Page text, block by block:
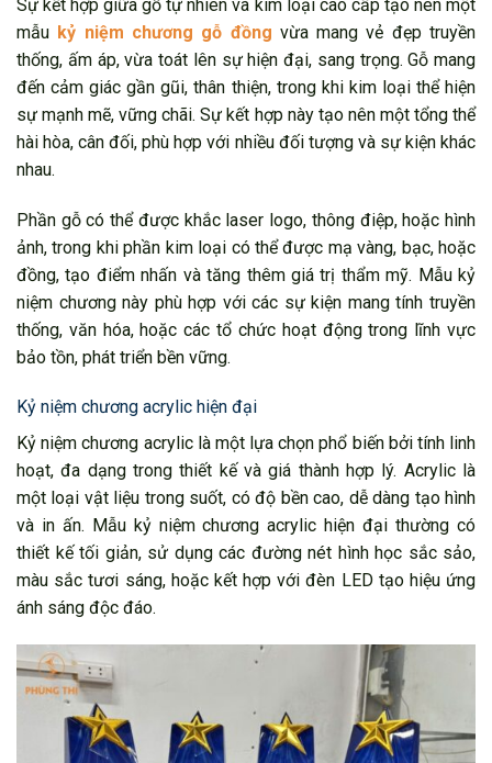
Sự kết hợp giữa gỗ tự nhiên và kim loại cao cấp tạo nên một
mẫu kỷ niệm chương gỗ đồng vừa mang vẻ đẹp truyền
thống, ấm áp, vừa toát lên sự hiện đại, sang trọng. Gỗ mang
đến cảm giác gần gũi, thân thiện, trong khi kim loại thể hiện
sự mạnh mẽ, vững chãi. Sự kết hợp này tạo nên một tổng thể
hài hòa, cân đối, phù hợp với nhiều đối tượng và sự kiện khác
nhau.
Phần gỗ có thể được khắc laser logo, thông điệp, hoặc hình
ảnh, trong khi phần kim loại có thể được mạ vàng, bạc, hoặc
đồng, tạo điểm nhấn và tăng thêm giá trị thẩm mỹ. Mẫu kỷ
niệm chương này phù hợp với các sự kiện mang tính truyền
thống, văn hóa, hoặc các tổ chức hoạt động trong lĩnh vực
bảo tồn, phát triển bền vững.
Kỷ niệm chương acrylic hiện đại
Kỷ niệm chương acrylic là một lựa chọn phổ biến bởi tính linh
hoạt, đa dạng trong thiết kế và giá thành hợp lý. Acrylic là
một loại vật liệu trong suốt, có độ bền cao, dễ dàng tạo hình
và in ấn. Mẫu kỷ niệm chương acrylic hiện đại thường có
thiết kế tối giản, sử dụng các đường nét hình học sắc sảo,
màu sắc tươi sáng, hoặc kết hợp với đèn LED tạo hiệu ứng
ánh sáng độc đáo.